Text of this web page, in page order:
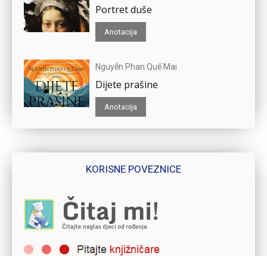
Portret duše
Anotacija
Nguyễn Phan Quế Mai
Dijete prašine
Anotacija
KORISNE POVEZNICE